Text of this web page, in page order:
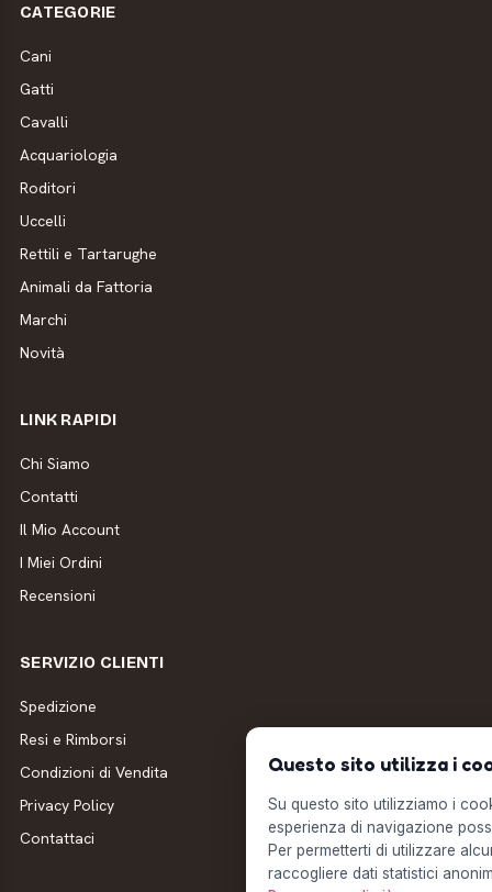
CATEGORIE
Cani
Gatti
Cavalli
Acquariologia
Roditori
Uccelli
Rettili e Tartarughe
Animali da Fattoria
Marchi
Novità
LINK RAPIDI
Chi Siamo
Contatti
Il Mio Account
I Miei Ordini
Recensioni
SERVIZIO CLIENTI
Spedizione
Resi e Rimborsi
Condizioni di Vendita
Privacy Policy
Contattaci
Questo sito utilizza i
Su questo sito utilizziamo i
esperienza di navigazione
Per permetterti di utilizzare
raccogliere dati statistici